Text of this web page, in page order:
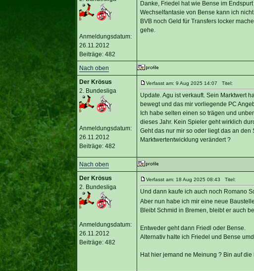
Anmeldungsdatum:
26.11.2012
Beiträge: 482
Danke, Friedel hat wie Bense im
Wechselfantasie von Bense kann ich
BVB noch Geld für Transfers locker
gehe.
Nach oben
Der Krösus
2. Bundesliga
Anmeldungsdatum:
26.11.2012
Beiträge: 482
Verfasst am: 9 Aug 2025 14:07 Titel:
Update. Agu ist verkauft. Sein Marktwert
bewegt und das mir vorliegende PC
Ich habe selten einen so trägen und
dieses Jahr. Kein Spieler geht wirklich
Geht das nur mir so oder liegt das an
Marktwertentwicklung verändert ?
Nach oben
Der Krösus
2. Bundesliga
Anmeldungsdatum:
26.11.2012
Beiträge: 482
Verfasst am: 18 Aug 2025 08:43 Titel:
Und dann kaufe ich auch noch Romano
Aber nun habe ich mir eine neue
Bleibt Schmid in Bremen, bleibt er auch
Entweder geht dann Friedl oder Bense.
Alternativ halte ich Friedel und Bense
Hat hier jemand ne Meinung ? Bin auf